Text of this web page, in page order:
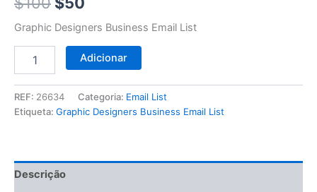
Graphic Designers Business Email List
Adicionar
REF: 26634 Categoria: Email List
Etiqueta: Graphic Designers Business Email List
Descrição